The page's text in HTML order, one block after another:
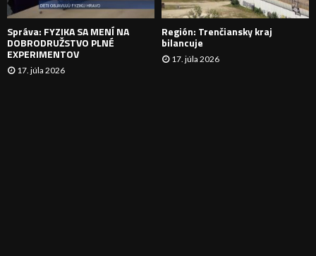
E
Správa: FYZIKA SA MENÍ NA
DOBRODRUŽSTVO PLNÉ
EXPERIMENTOV
17. júla 2026
Región: Trenčiansky kraj
bilancuje
17. júla 2026